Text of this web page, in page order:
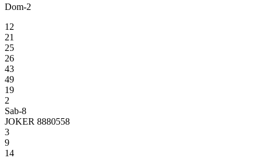
Dom-2
12
21
25
26
43
49
19
2
Sab-8
JOKER 8880558
3
9
14